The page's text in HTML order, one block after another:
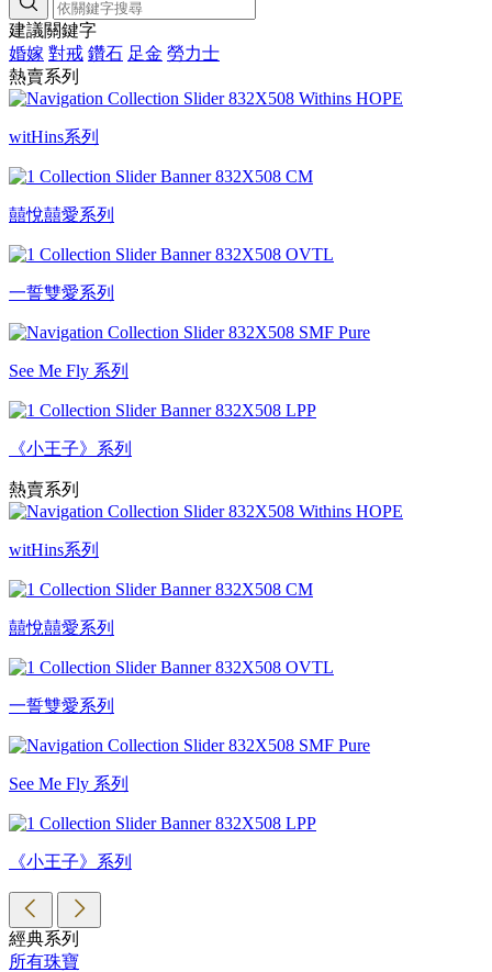
建議關鍵字
婚嫁 對戒 鑽石 足金 勞力士
熱賣系列
witHins系列
囍悅囍愛系列
一誓雙愛系列
See Me Fly 系列
《小王子》系列
熱賣系列
witHins系列
囍悅囍愛系列
一誓雙愛系列
See Me Fly 系列
《小王子》系列
經典系列
所有珠寶